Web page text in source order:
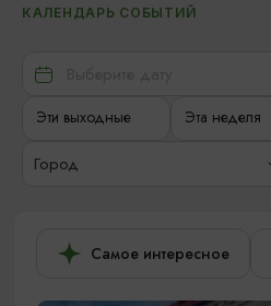
КАЛЕНДАРЬ СОБЫТИЙ
Эти выходные Эта неделя
Город
Самое интересное